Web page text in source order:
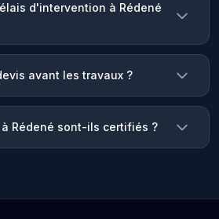
d'intervention à Rédené
avant les travaux ?
Rédené sont-ils certifiés ?